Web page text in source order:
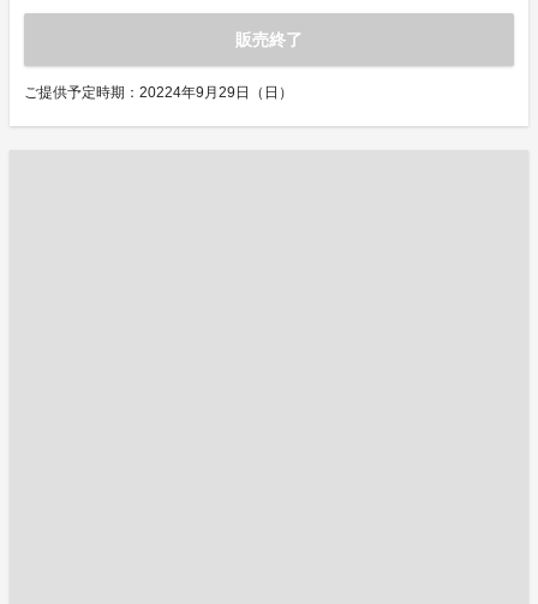
販売終了
ご提供予定時期：20224年9月29日（日）